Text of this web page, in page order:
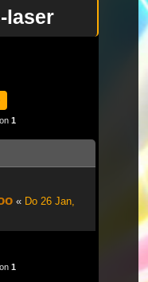
laser
1
« Do 26 Jan,
1